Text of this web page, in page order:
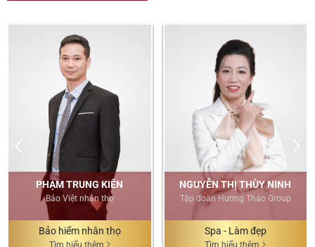
PHẠM TRUNG KIÊN
Bảo Việt nhân thọ
Bảo hiểm nhân thọ
NGUYỄN THỊ THÙY NINH
Tập đoàn Hương Thảo Group
Spa - Làm đẹp